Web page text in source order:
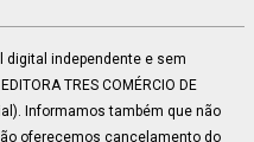
digital independente e sem
TRES COMÉRCIO DE
Informamos também que não
oferecemos cancelamento do